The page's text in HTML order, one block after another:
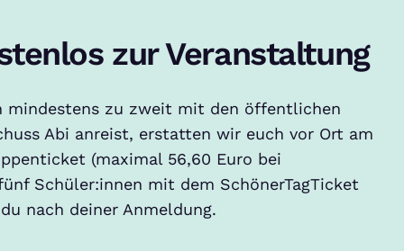
zur Veranstaltung
mindestens zu zweit mit den öffentlichen
Abi anreist, erstatten wir euch vor Ort am
(maximal 56,60 Euro bei
Schüler:innen mit dem SchönerTagTicket
nach deiner Anmeldung.